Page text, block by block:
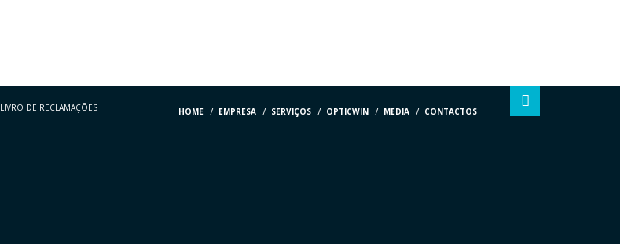
HOME EMPRESA SERVIÇOS OPTICWIN MEDIA CONTACTOS
LIVRO DE RECLAMAÇÕES